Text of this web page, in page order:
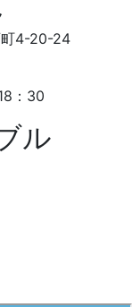
町4-20-24
：30
ル